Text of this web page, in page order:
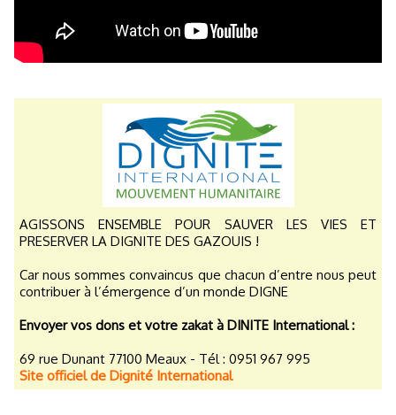
AGISSONS ENSEMBLE POUR SAUVER LES VIES ET
PRESERVER LA DIGNITE DES GAZOUIS !
Car nous sommes convaincus que chacun d’entre nous peut
contribuer à l’émergence d’un monde DIGNE
Envoyer vos dons et votre zakat à DINITE International :
69 rue Dunant 77100 Meaux - Tél : 0951 967 995
Site officiel de Dignité International